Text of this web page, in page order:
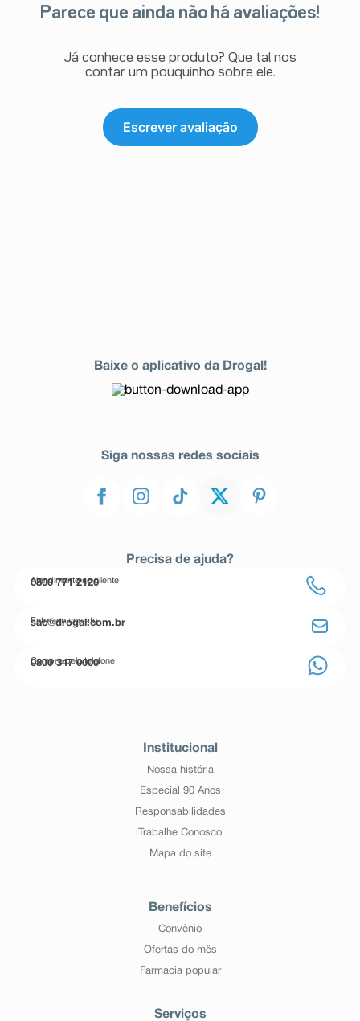
Parece que ainda não há avaliações!
Já conhece esse produto? Que tal nos
contar um pouquinho sobre ele.
Escrever avaliação
Baixe o aplicativo da Drogal!
Siga nossas redes sociais
Precisa de ajuda?
Atendimento ao cliente
0800 771 2120
Entre em contato
sac@drogal.com.br
Compre pelo telefone
0800 347 0000
Institucional
Nossa história
Especial 90 Anos
Responsabilidades
Trabalhe Conosco
Mapa do site
Benefícios
Convênio
Ofertas do mês
Farmácia popular
Serviços